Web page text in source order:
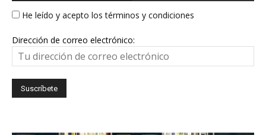
He leído y acepto los términos y condiciones
Dirección de correo electrónico: